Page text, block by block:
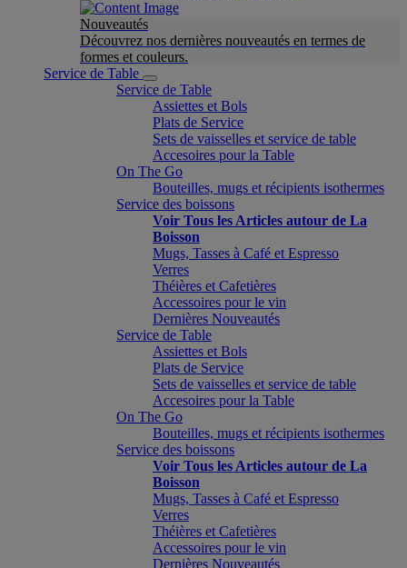
Nouveautés
Découvrez nos dernières nouveautés en termes de
formes et couleurs.
Service de Table
Service de Table
Assiettes et Bols
Plats de Service
Sets de vaisselles et service de table
Accesoires pour la Table
On The Go
Bouteilles, mugs et récipients isothermes
Service des boissons
Voir Tous les Articles autour de La
Boisson
Mugs, Tasses à Café et Espresso
Verres
Théières et Cafetières
Accessoires pour le vin
Dernières Nouveautés
Service de Table
Assiettes et Bols
Plats de Service
Sets de vaisselles et service de table
Accesoires pour la Table
On The Go
Bouteilles, mugs et récipients isothermes
Service des boissons
Voir Tous les Articles autour de La
Boisson
Mugs, Tasses à Café et Espresso
Verres
Théières et Cafetières
Accessoires pour le vin
Dernières Nouveautés